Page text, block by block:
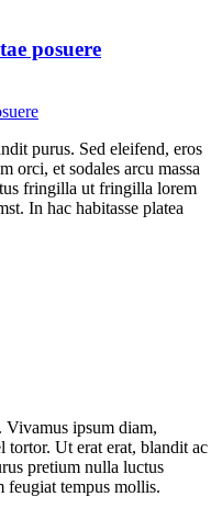
posuere
purus. Sed eleifend, eros
orci, et sodales arcu massa
fringilla ut fringilla lorem
In hac habitasse platea
Vivamus ipsum diam,
tortor. Ut erat erat, blandit ac
pretium nulla luctus
feugiat tempus mollis.